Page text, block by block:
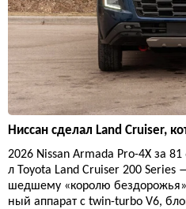
Ниссан сделал Land Cruiser,
2026 Nissan Armada Pro-4X за
л Toyota Land Cruiser 200
шедшему «королю
ный аппарат с twin-turbo V6,